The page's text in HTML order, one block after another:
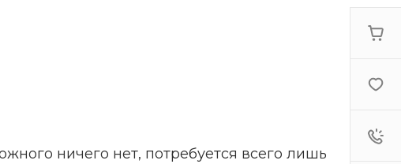
ничего нет, потребуется всего лишь